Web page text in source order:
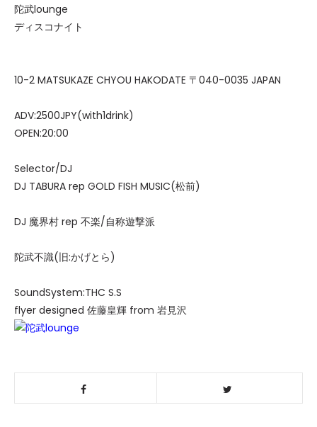
陀武lounge
ディスコナイト
10-2 MATSUKAZE CHYOU HAKODATE 〒040-0035 JAPAN
ADV:2500JPY(with1drink)
OPEN:20:00
Selector/DJ
DJ TABURA rep GOLD FISH MUSIC(松前)
DJ 魔界村 rep 不楽/自称遊撃派
陀武不識(旧:かげとら)
SoundSystem:THC S.S
flyer designed 佐藤皇輝 from 岩見沢